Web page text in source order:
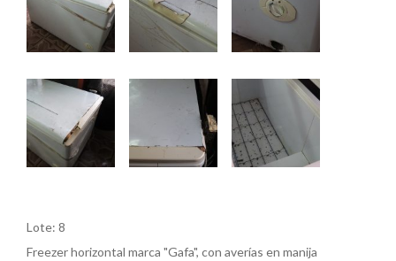
Lote: 8
Freezer horizontal marca "Gafa", con averías en manija